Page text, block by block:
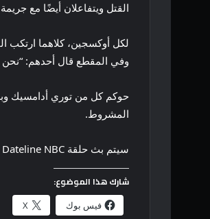
القتل ويتفاعلان أيضًا مع
وفي المقطع قال أحدهم: “نحن
المشروط.
سيتم بث حلقة Dateline NBC حول مقتل Cassie Jo Stoddart يوم الأحد 18 فبراير.
شارك هذا الموضوع:
فيس بوك X